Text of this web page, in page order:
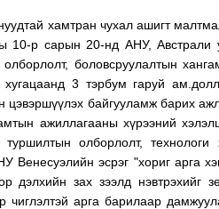
хамтран чухал ашигт
10-р сарын 20-нд АНУ, Австрали
боловсруулалтын
3 тэрбум гаруй
байгууламж барих
ажиллагааны хүрээний
олборлолт, технологи
эсрэг "хориг арга
дэлхийн зах зээлд нэвтрэхийг
чиглэлтэй арга барилаар